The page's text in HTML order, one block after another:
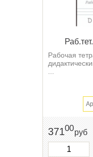
Рабочая
...
37100руб